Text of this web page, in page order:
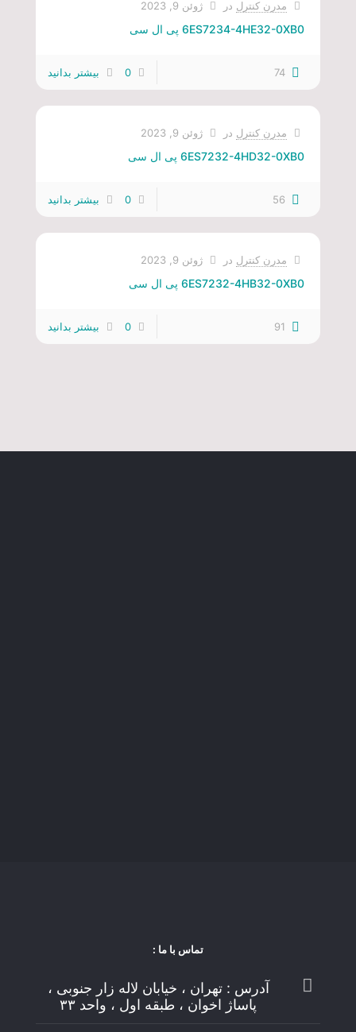
مدرن کنترل در ژوئن 9, 2023
6ES7234-4HE32-0XB0 پی ال سی
74
0 بیشتر بدانید
مدرن کنترل در ژوئن 9, 2023
6ES7232-4HD32-0XB0 پی ال سی
56
0 بیشتر بدانید
مدرن کنترل در ژوئن 9, 2023
6ES7232-4HB32-0XB0 پی ال سی
91
0 بیشتر بدانید
تماس با ما :
آدرس : تهران ، خیابان لاله زار جنوبی ،
پاساژ اخوان ، طبقه اول ، واحد ۳۳